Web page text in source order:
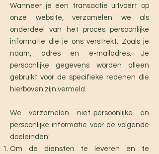
Wanneer je een transactie uitvoert op
onze website, verzamelen we als
onderdeel van het proces persoonlijke
informatie die je ons verstrekt. Zoals je
naam, adres en e-mailadres. Je
persoonlijke gegevens worden alleen
gebruikt voor de specifieke redenen die
hierboven zijn vermeld.
We verzamelen niet-persoonlijke en
persoonlijke informatie voor de volgende
doeleinden:
Om de diensten te leveren en te